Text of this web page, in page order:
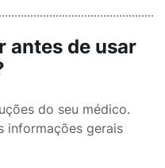
antes de usar
do seu médico.
informações gerais